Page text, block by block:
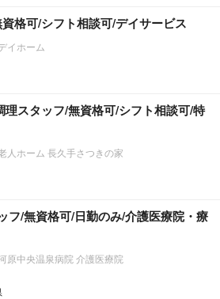
資格可/シフト相談可/デイサービス
イホーム
理スタッフ/無資格可/シフト相談可/特
人ホーム 長久手さつきの家
フ/無資格可/日勤のみ/介護医療院・療
原中央温泉病院 介護医療院